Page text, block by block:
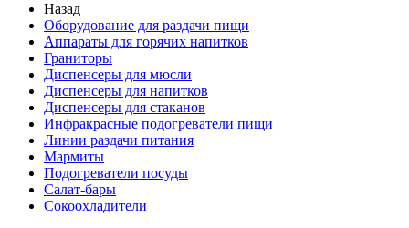
Назад
Оборудование для раздачи пищи
Аппараты для горячих напитков
Граниторы
Диспенсеры для мюсли
Диспенсеры для напитков
Диспенсеры для стаканов
Инфракрасные подогреватели пищи
Линии раздачи питания
Мармиты
Подогреватели посуды
Салат-бары
Сокоохладители